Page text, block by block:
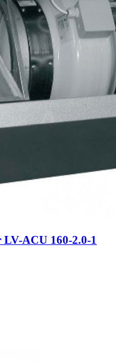
LV-ACU 160-2.0-1